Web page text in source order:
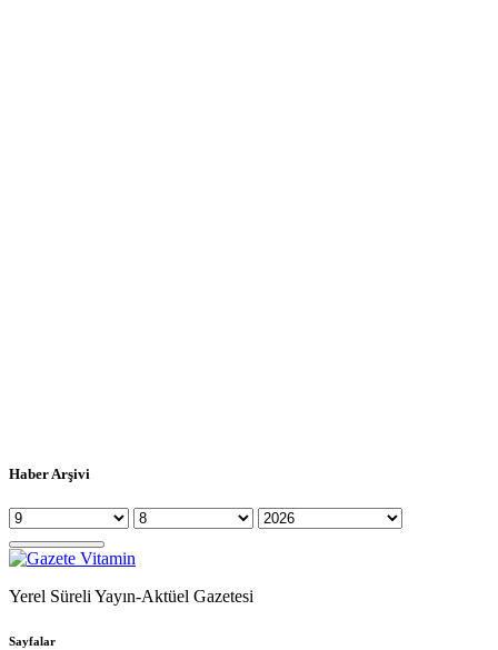
Haber Arşivi
Yerel Süreli Yayın-Aktüel Gazetesi
Sayfalar